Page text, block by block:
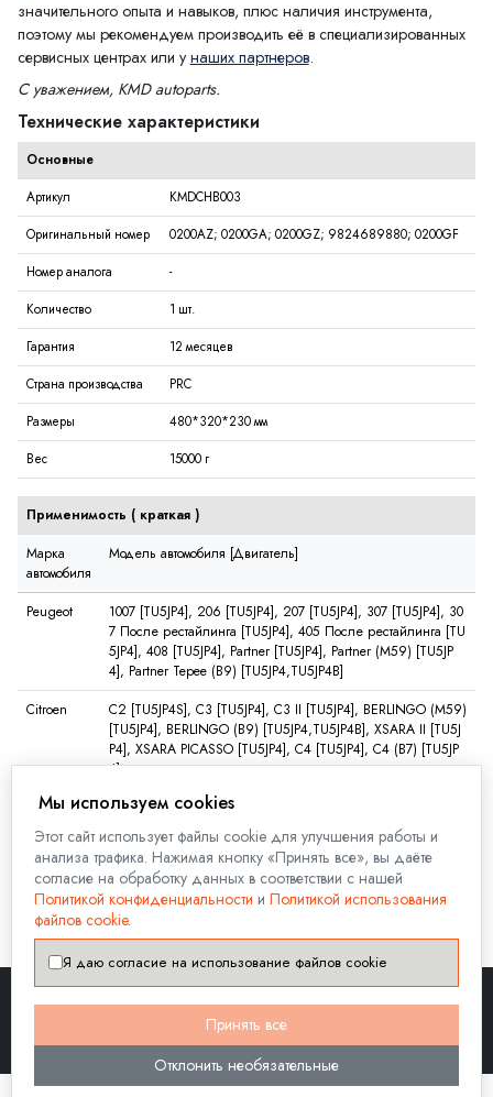
значительного опыта и навыков, плюс наличия инструмента,
поэтому мы рекомендуем производить её в специализированных
сервисных центрах или унаших партнеров.
С уважением, KMD autoparts.
Технические характеристики
Основные
Артикул KMDCHB003
Оригинальный номер 0200AZ; 0200GA; 0200GZ; 9824689880; 0200GF
Номер аналога -
Количество 1 шт.
Гарантия 12 месяцев
Страна производства PRC
Размеры 480*320*230 мм
Вес 15000 г
Применимость ( краткая)
Марка
автомобиля
Модель автомобиля [Двигатель]
Peugeot
1007 [TU5JP4], 206 [TU5JP4], 207 [TU5JP4], 307 [TU5JP4], 30
7 После рестайлинга [TU5JP4], 405 После рестайлинга [TU
5JP4], 408 [TU5JP4], Partner [TU5JP4], Partner (M59) [TU5JP
4], Partner Tepee (B9) [TU5JP4,TU5JP4B]
Citroen
C2 [TU5JP4S], C3 [TU5JP4], C3 II [TU5JP4], BERLINGO (M59)
[TU5JP4], BERLINGO (B9) [TU5JP4,TU5JP4B], XSARA II [TU5J
P4], XSARA PICASSO [TU5JP4], C4 [TU5JP4], C4 (B7) [TU5JP
4]
Посмотреть полную совместимость
ⓘ Применимость указана справочная, точную применимость уточняйте по
VIN коду автомобиля. Для этого заполните форму на вкладке "Задать
вопрос" на данной странице.
Мы используем cookies
Этот сайт использует файлы cookie для улучшения работы и
анализа трафика. Нажимая кнопку «Принять все», вы даёте
согласие на обработку данных в соответствии с нашей
Политикой конфиденциальности и Политикой использования
файлов cookie.
Я даю согласие на использование файлов cookie
Принять все
Отклонить необязательные
Telegram